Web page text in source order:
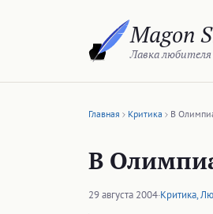
Magon
Лавка
Главная Критика В
В
29 августа 2004·Критика,